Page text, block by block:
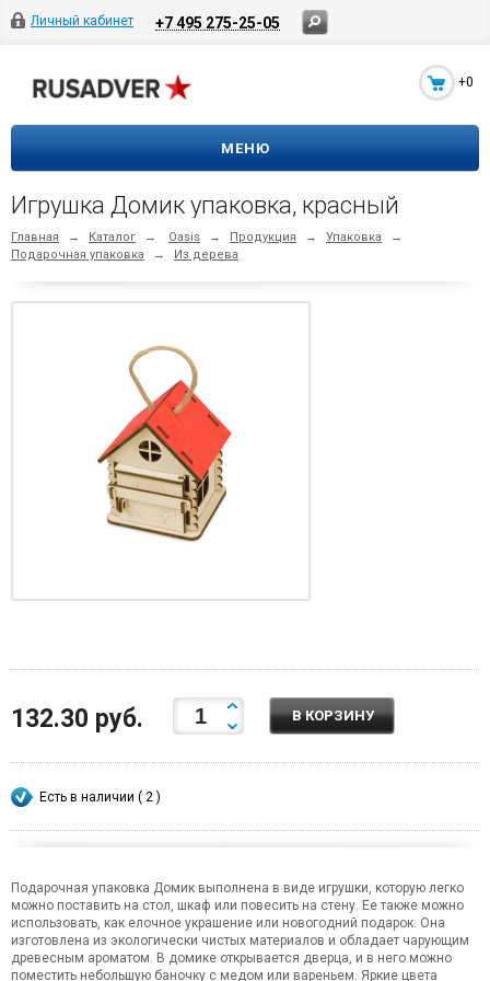
Личный кабинет +7 495 275-25-05
+0
МЕНЮ
Игрушка Домик упаковка, красный
Главная → Каталог → Oasis → Продукция → Упаковка
→
Подарочная упаковка
→ Из дерева
132.30 руб. В КОРЗИНУ
Есть в наличии ( 2 )
Подарочная упаковка Домик выполнена в виде игрушки, которую легко
можно поставить на стол, шкаф или повесить на стену. Ее также можно
использовать, как елочное украшение или новогодний подарок. Она
изготовлена из экологически чистых материалов и обладает чарующим
древесным ароматом. В домике открывается дверца, и в него можно
поместить небольшую баночку с медом или вареньем. Яркие цвета